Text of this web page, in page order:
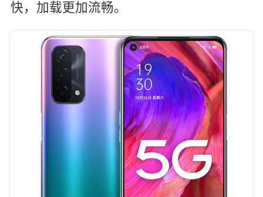
快，加载更加流畅。